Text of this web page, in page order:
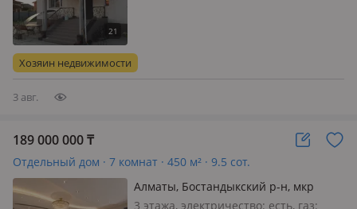
Хозяин недвижимости
3 авг.
189 000 000₸
Отдельный дом · 7 комнат · 450 м² · 9.5 сот.
Алматы, Бостандыкский р-н, мкр
Нурлытау (Энергетик) 11
3 этажа, электричество: есть, газ: